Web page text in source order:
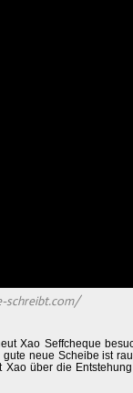
schreibt.com/
Xao Seffcheque
neue Scheibe ist
über die